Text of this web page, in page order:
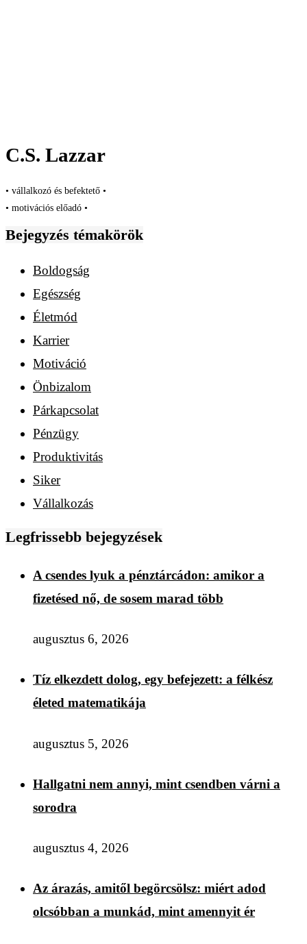
C.S. Lazzar
• vállalkozó és befektető •
• motivációs előadó •
Bejegyzés témakörök
Boldogság
Egészség
Életmód
Karrier
Motiváció
Önbizalom
Párkapcsolat
Pénzügy
Produktivitás
Siker
Vállalkozás
Legfrissebb bejegyzések
A csendes lyuk a pénztárcádon: amikor a
fizetésed nő, de sosem marad több
augusztus 6, 2026
Tíz elkezdett dolog, egy befejezett: a félkész
életed matematikája
augusztus 5, 2026
Hallgatni nem annyi, mint csendben várni a
sorodra
augusztus 4, 2026
Az árazás, amitől begörcsölsz: miért adod
olcsóbban a munkád, mint amennyit ér